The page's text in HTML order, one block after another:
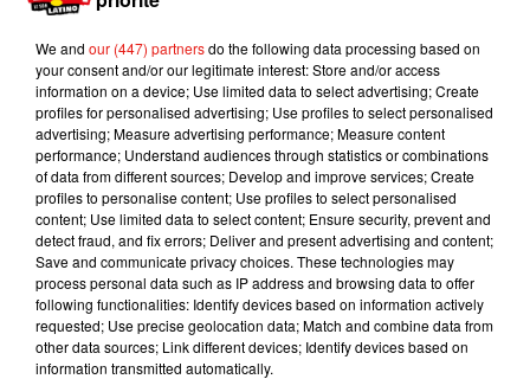
forme que notre Kyky national.
De vilaines langues trop bien pendues qui devraient jeter un
oeil à la vente de maillots floqués 9 Mbappé. Elles ont
explosé depuis l’arrivée du français à Madrid.
Musique
6 août 2026
Karol G dévoile la tracklist de son nouvel
album… avec des invités...
We and our (447) partnersdo the following data processing based on
your consent and/or our legitimate interest: Store and/or access
information on a device; Use limited data to select advertising; Create
profiles for personalised advertising; Use profiles to select personalised
advertising; Measure advertising performance; Measure content
performance; Understand audiences through statistics or combinations
of data from different sources; Develop and improve services; Create
profiles to personalise content; Use profiles to select personalised
content; Use limited data to select content; Ensure security, prevent and
detect fraud, and fix errors; Deliver and present advertising and content;
Save and communicate privacy choices. These technologies may
process personal data such as IP address and browsing data to offer
following functionalities: Identify devices based on information actively
requested; Use precise geolocation data; Match and combine data from
other data sources; Link different devices; Identify devices based on
information transmitted automatically.